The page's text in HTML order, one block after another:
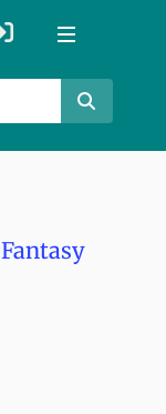
Fantasy